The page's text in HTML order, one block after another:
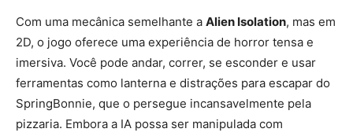
Com uma mecânica semelhante a Alien Isolation, mas em
2D, o jogo oferece uma experiência de horror tensa e
imersiva. Você pode andar, correr, se esconder e usar
ferramentas como lanterna e distrações para escapar do
SpringBonnie, que o persegue incansavelmente pela
pizzaria. Embora a IA possa ser manipulada com